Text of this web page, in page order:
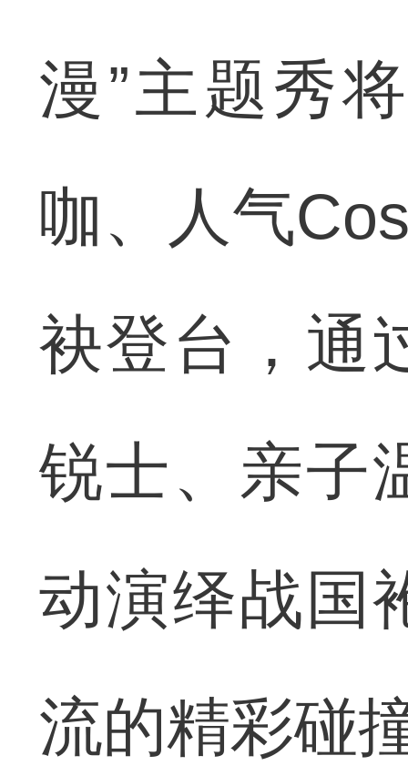
漫”主题秀
咖、人气
袂登台，通
锐士、亲子
动演绎战国
流的精彩碰